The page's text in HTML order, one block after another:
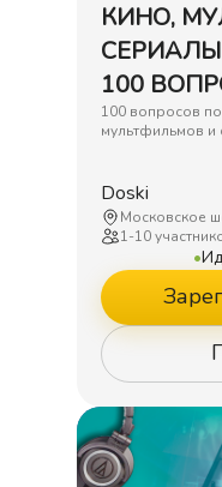
КИНО,
100
100 вопросов
мультфильмов и
Doski
Московское
1-10
•